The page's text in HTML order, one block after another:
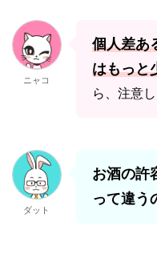
ニャコ
個人差あ
はもっと
ら、注意
ダット
お酒の許
って違う